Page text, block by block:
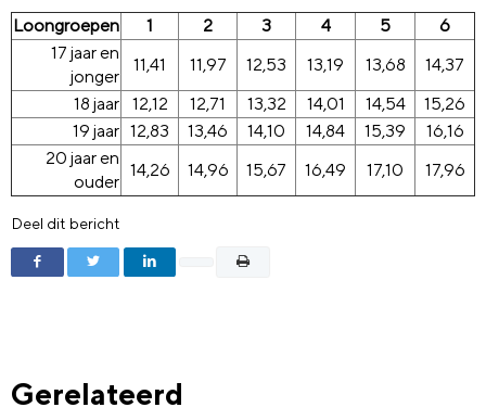
Loongroepen 1 2 3 4 5
6
17 jaar en
jonger
11,41 11,97 12,53 13,19 13,68
14,37
18 jaar
12,12 12,71 13,32 14,01 14,54
15,26
19 jaar 12,83 13,46 14,10 14,84 15,39
16,16
20 jaar en
ouder
14,26 14,96 15,67 16,49 17,10 17,96
Deel dit bericht
Gerelateerd